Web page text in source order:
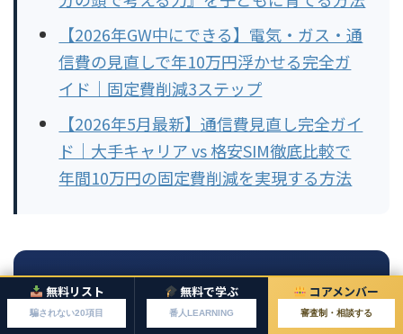
【2026年GW中にできる】電気・ガス・通
信費の見直しで年10万円浮かせる完全ガ
イド｜固定費削減3ステップ
【2026年5月最新】通信費見直し完全ガイ
ド｜大手キャリア vs 格安SIM徹底比較で
年間10万円の固定費削減を実現する方法
投資家JACKより
その投資・副業、本当に「正しく」増
無料リスト
騙されない20項目
無料で学ぶ
番人LEARNING
コアメンバー
審査制・相談する